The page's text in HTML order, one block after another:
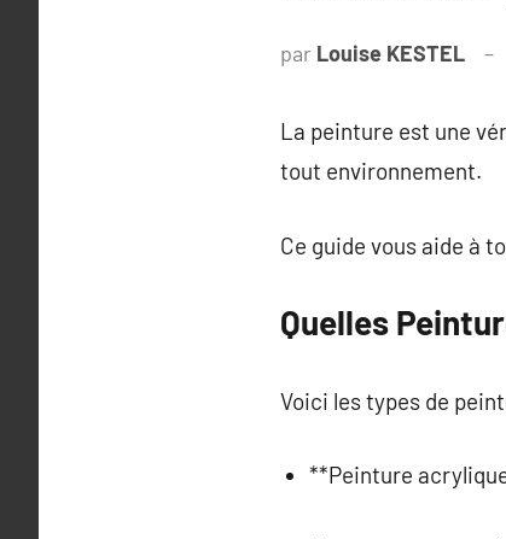
par Louise KESTEL
La peinture est une
tout environnement.
Ce guide vous aide à
Quelles
Voici les types de
**Peinture